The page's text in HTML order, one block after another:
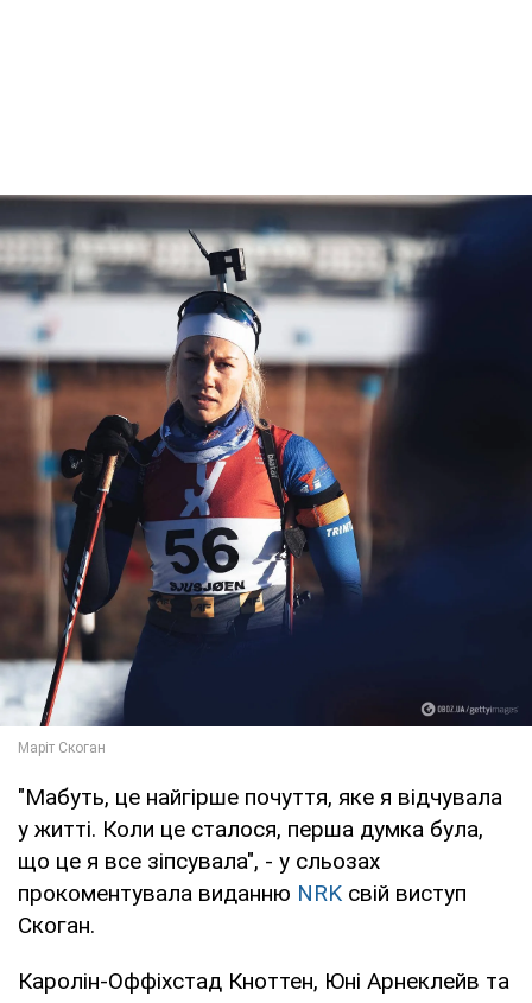
"Мабуть, це найгірше почуття, яке я відчувала
у житті. Коли це сталося, перша думка була,
що це я все зіпсувала", - у сльозах
прокоментувала виданню NRK свій виступ
Скоган.
Каролін-Оффіхстад Кноттен, Юні Арнеклейв та